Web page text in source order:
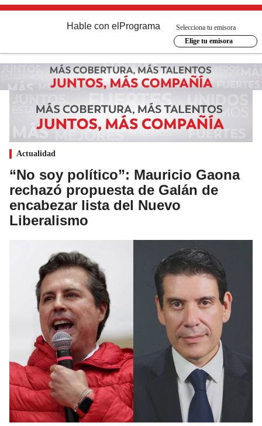
Hable con el Programa
Selecciona tu emisora
Elige tu emisora
Actualidad
“No soy político”: Mauricio Gaona
rechazó propuesta de Galán de
encabezar lista del Nuevo
Liberalismo